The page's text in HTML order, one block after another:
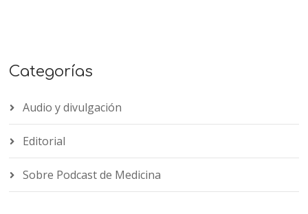
Categorías
Audio y divulgación
Editorial
Sobre Podcast de Medicina